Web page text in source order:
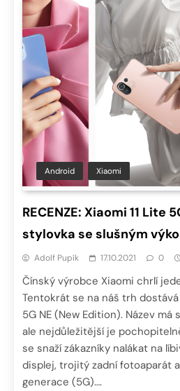
Android Xiaomi
RECENZE: Xiaomi 11 Lite
stylovka se slušným
Adolf Pupík 17.10.2021 0
Čínský výrobce Xiaomi chrlí
Tentokrát se na náš trh dostává
5G NE (New Edition). Název má
ale nejdůležitější je
se snaží zákazníky nalákat na
displej, trojitý zadní fotoaparát
generace (5G)….